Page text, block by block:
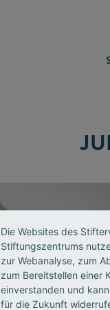
Die Websites des
Stiftungszentrums
zur Webanalyse, zum
zum Bereitstellen einer
einverstanden und
für die Zukunft